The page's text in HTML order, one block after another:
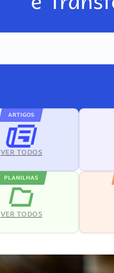
ARTIGOS
VER TODOS
PLANILHAS
VER TODOS